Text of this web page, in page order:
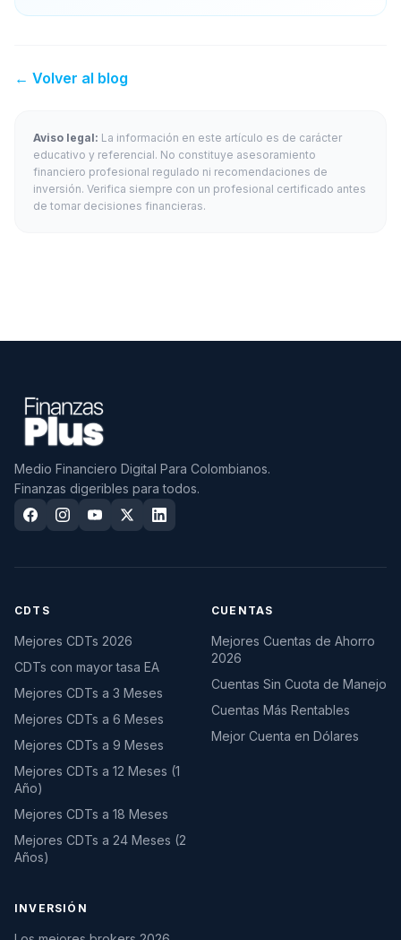
← Volver al blog
Aviso legal: La información en este artículo es de carácter
educativo y referencial. No constituye asesoramiento
financiero profesional regulado ni recomendaciones de
inversión. Verifica siempre con un profesional certificado antes
de tomar decisiones financieras.
Medio Financiero Digital Para Colombianos.
Finanzas digeribles para todos.
CDTS
Mejores CDTs 2026
CDTs con mayor tasa EA
Mejores CDTs a 3 Meses
Mejores CDTs a 6 Meses
Mejores CDTs a 9 Meses
Mejores CDTs a 12 Meses (1
Año)
Mejores CDTs a 18 Meses
Mejores CDTs a 24 Meses (2
Años)
CUENTAS
Mejores Cuentas de Ahorro
2026
Cuentas Sin Cuota de Manejo
Cuentas Más Rentables
Mejor Cuenta en Dólares
INVERSIÓN